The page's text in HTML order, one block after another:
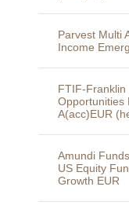
Parvest Multi
Income
FTIF-Franklin
Opportunities
A(acc)EUR
Amundi
US Equity
Growth EUR